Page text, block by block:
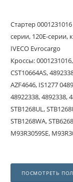
Стартер
серии, 120E-серии,
IVECO Evrocargo
Кроссы:
CST10664AS,
AZF4646, IS1277
48922338, 4892338,
STB1268UL,
STB1268WA,
M93R3059SE,
ПОСМОТРЕТЬ